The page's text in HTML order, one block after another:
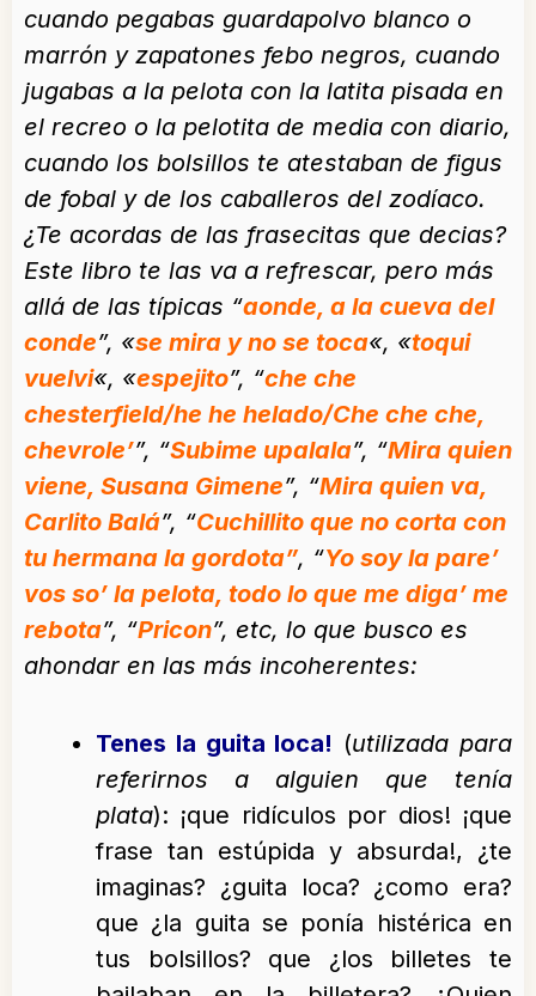
cuando pegabas guardapolvo blanco o
marrón y zapatones febo negros, cuando
jugabas a la pelota con la latita pisada en
el recreo o la pelotita de media con diario,
cuando los bolsillos te atestaban de figus
de fobal y de los caballeros del zodíaco.
¿Te acordas de las frasecitas que decias?
Este libro te las va a refrescar, pero más
allá de las típicas “aonde, a la cueva del
conde”, «se mira y no se toca«, «toqui
vuelvi«, «espejito”, “che che
chesterfield/he he helado/Che che che,
chevrole’”, “Subime upalala”, “Mira quien
viene, Susana Gimene”, “Mira quien va,
Carlito Balá”, “Cuchillito que no corta con
tu hermana la gordota”, “Yo soy la pare’
vos so’ la pelota, todo lo que me diga’ me
rebota”, “Pricon”, etc, lo que busco es
ahondar en las más incoherentes:
Tenes la guita loca! (utilizada para
referirnos a alguien que tenía
plata): ¡que ridículos por dios! ¡que
frase tan estúpida y absurda!, ¿te
imaginas? ¿guita loca? ¿como era?
que ¿la guita se ponía histérica en
tus bolsillos? que ¿los billetes te